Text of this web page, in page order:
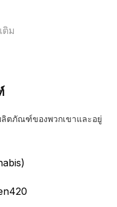
ติม
ลิตภัณฑ์ของพวกเขาและอยู่